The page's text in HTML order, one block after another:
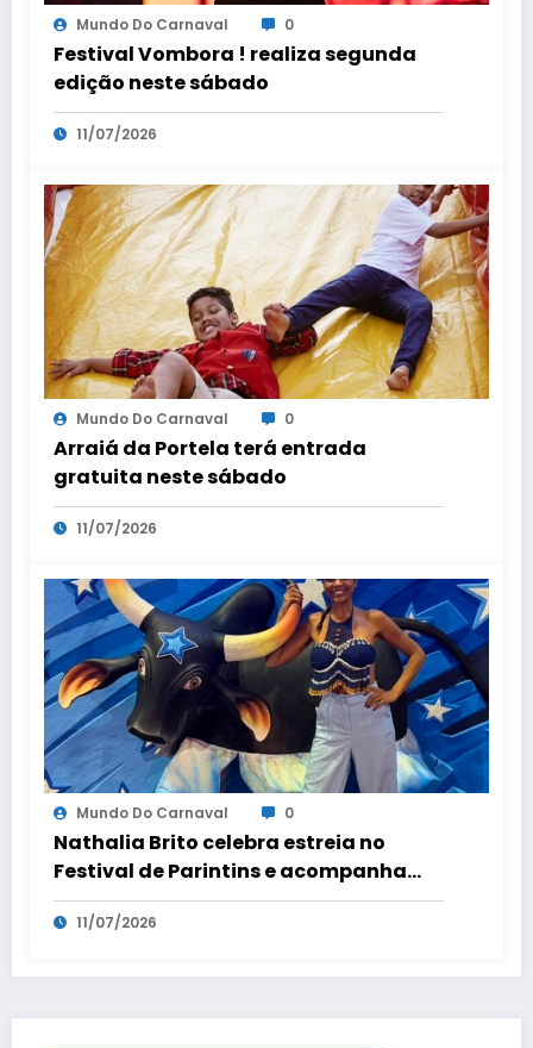
Mundo Do Carnaval 0
Festival Vombora ! realiza segunda
edição neste sábado
11/07/2026
Mundo Do Carnaval 0
Arraiá da Portela terá entrada
gratuita neste sábado
11/07/2026
Mundo Do Carnaval 0
Nathalia Brito celebra estreia no
Festival de Parintins e acompanha
título do Boi Caprichoso
11/07/2026